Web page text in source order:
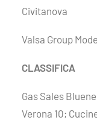
Civitanova
Valsa Group
CLASSIFICA
Gas Sales
Verona 10;